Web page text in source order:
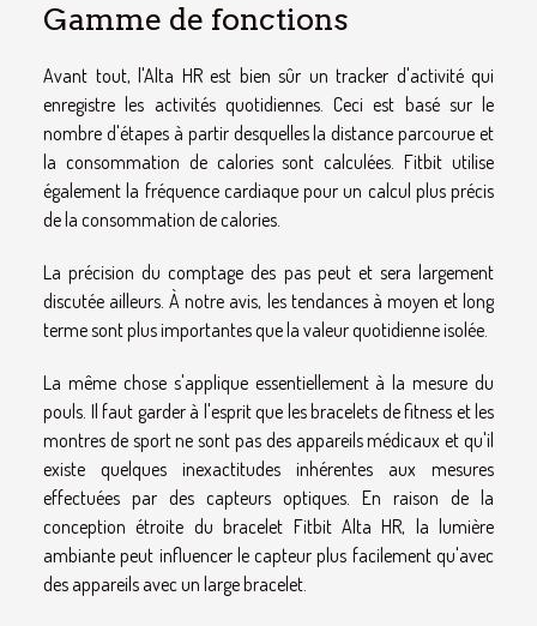
Gamme de fonctions
Avant tout, l'Alta HR est bien sûr un tracker d'activité qui
enregistre les activités quotidiennes. Ceci est basé sur le
nombre d'étapes à partir desquelles la distance parcourue et
la consommation de calories sont calculées. Fitbit utilise
également la fréquence cardiaque pour un calcul plus précis
de la consommation de calories.
La précision du comptage des pas peut et sera largement
discutée ailleurs. À notre avis, les tendances à moyen et long
terme sont plus importantes que la valeur quotidienne isolée.
La même chose s'applique essentiellement à la mesure du
pouls. Il faut garder à l'esprit que les bracelets de fitness et les
montres de sport ne sont pas des appareils médicaux et qu'il
existe quelques inexactitudes inhérentes aux mesures
effectuées par des capteurs optiques. En raison de la
conception étroite du bracelet Fitbit Alta HR, la lumière
ambiante peut influencer le capteur plus facilement qu'avec
des appareils avec un large bracelet.